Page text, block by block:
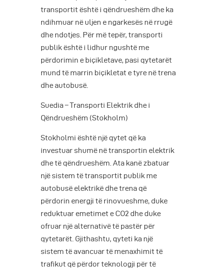
transportit është i qëndrueshëm dhe ka
ndihmuar në uljen e ngarkesës në rrugë
dhe ndotjes. Për më tepër, transporti
publik është i lidhur ngushtë me
përdorimin e biçikletave, pasi qytetarët
mund të marrin biçikletat e tyre në trena
dhe autobusë.
Suedia – Transporti Elektrik dhe i
Qëndrueshëm (Stokholm)
Stokholmi është një qytet që ka
investuar shumë në transportin elektrik
dhe të qëndrueshëm. Ata kanë zbatuar
një sistem të transportit publik me
autobusë elektrikë dhe trena që
përdorin energji të rinovueshme, duke
reduktuar emetimet e CO2 dhe duke
ofruar një alternativë të pastër për
qytetarët. Gjithashtu, qyteti ka një
sistem të avancuar të menaxhimit të
trafikut që përdor teknologji për të